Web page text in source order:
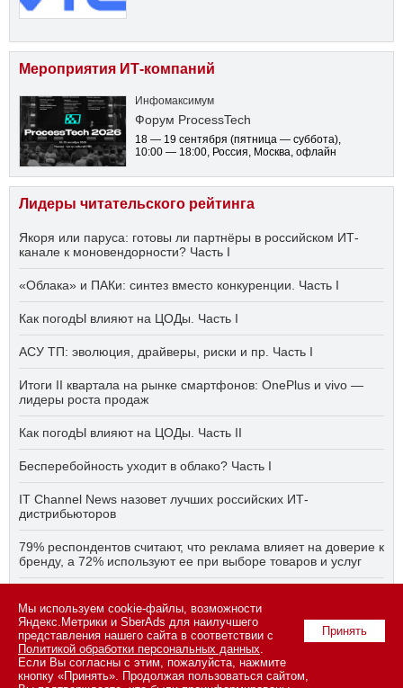
Мероприятия ИТ-компаний
Инфомаксимум
Форум ProcessTech
18 — 19 сентября (пятница — суббота)
10:00 — 18:00 , Россия, Москва, офлайн
Лидеры читательского рейтинга
Якоря или паруса: готовы ли партнёры в российском ИТ-
канале к моновендорности? Часть I
«Облака» и ПАКи: синтез вместо конкуренции. Часть I
Как погодЫ влияют на ЦОДы. Часть I
АСУ ТП: эволюция, драйверы, риски и пр. Часть I
Итоги II квартала на рынке смартфонов: OnePlus и vivo —
лидеры роста продаж
Как погодЫ влияют на ЦОДы. Часть II
Бесперебойность уходит в облако? Часть I
IT Channel News назовет лучших российских ИТ-
дистрибьюторов
79% респондентов считают, что реклама влияет на доверие к
бренду, а 72% используют ее при выборе товаров и услуг
ПО нужно всё сразу? Часть I
© 2026 ООО «СК ПРЕСС».Политика конфиденциальности
персональных данных,информация об авторских правах и порядке
Принять
Мы используем cookie-файлы, возможности
Яндекс.Метрики и SberAds для наилучшего
представления нашего сайта в соответствии с
Политикой обработки персональных данных.
Если Вы согласны с этим, пожалуйста, нажмите
кнопку «Принять». Продолжая пользоваться сайтом,